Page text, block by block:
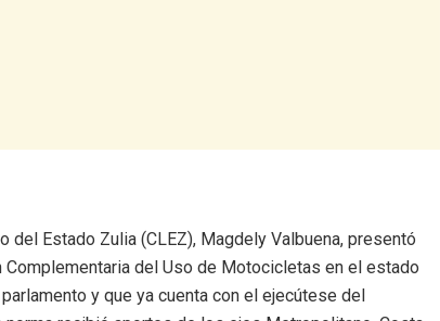
Estado Zulia (CLEZ), Magdely Valbuena, presentó
del Uso de Motocicletas en el estado
y que ya cuenta con el ejecútese del